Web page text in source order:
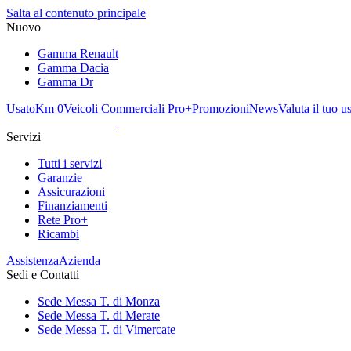
Salta al contenuto principale
Nuovo
Gamma Renault
Gamma Dacia
Gamma Dr
UsatoKm 0Veicoli Commerciali Pro+PromozioniNewsValuta il tuo
Servizi
Tutti i servizi
Garanzie
Assicurazioni
Finanziamenti
Rete Pro+
Ricambi
AssistenzaAzienda
Sedi e Contatti
Sede Messa T. di Monza
Sede Messa T. di Merate
Sede Messa T. di Vimercate